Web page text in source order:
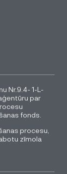
Nr.9.4- 1-L-
par
fonds.
procesu,
zīmola